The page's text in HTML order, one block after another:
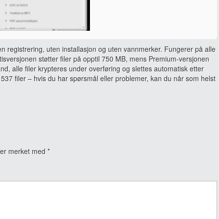
registrering, uten installasjon og uten vannmerker. Fungerer på alle
støtter filer på opptil 750 MB, mens Premium-versjonen
alle filer krypteres under overføring og slettes automatisk etter
filer – hvis du har spørsmål eller problemer, kan du når som helst
merket med *